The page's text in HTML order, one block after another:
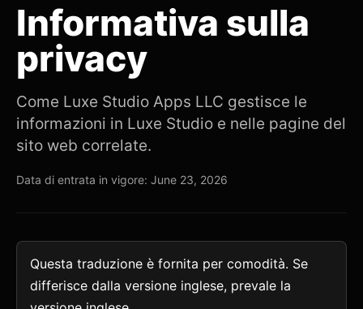
Informativa sulla
privacy
Come Luxe Studio Apps LLC gestisce le
informazioni in Luxe Studio e nelle pagine del
sito web correlate.
Data di entrata in vigore: June 23, 2026
Questa traduzione è fornita per comodità. Se
differisce dalla versione inglese, prevale la